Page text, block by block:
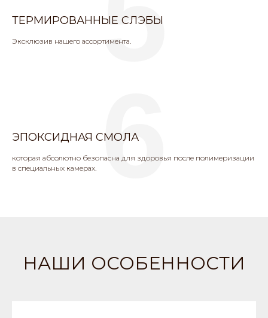
ТЕРМИРОВАННЫЕ СЛЭБЫ
Эксклюзив нашего ассортимента.
ЭПОКСИДНАЯ СМОЛА
которая абсолютно безопасна для здоровья после полимеризации
в специальных камерах. 6
НАШИ ОСОБЕННОСТИ